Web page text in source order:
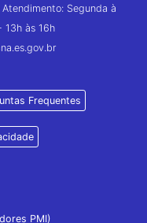
Segunda à
13h às 16h
Frequentes
PMI)